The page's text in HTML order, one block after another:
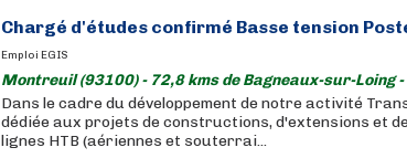
Chargé d'études confirmé Basse tension
Emploi EGIS
Montreuil (93100) - 72,8 kms de Bagneaux-sur-Loing -
Dans le cadre du développement de notre activité
dédiée aux projets de constructions, d'extensions et
lignes HTB (aériennes et souterrai...